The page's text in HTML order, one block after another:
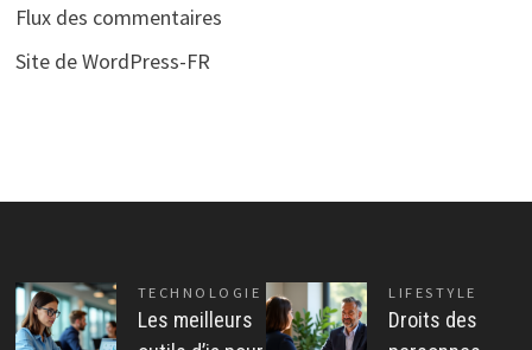
Flux des commentaires
Site de WordPress-FR
TECHNOLOGIE
Les meilleurs
LIFESTYLE
Droits des